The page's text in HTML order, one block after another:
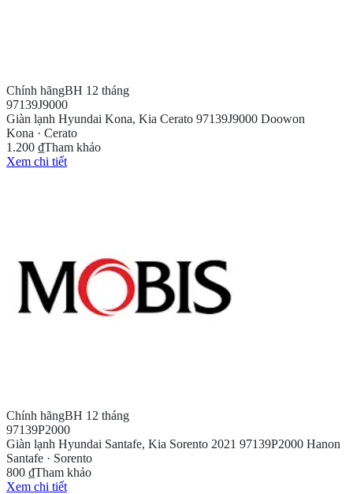
Chính hãngBH 12 tháng
97139J9000
Giàn lạnh Hyundai Kona, Kia Cerato 97139J9000 Doowon
Kona · Cerato
1.200 ₫Tham khảo
Xem chi tiết
Chính hãngBH 12 tháng
97139P2000
Giàn lạnh Hyundai Santafe, Kia Sorento 2021 97139P2000 Hanon
Santafe · Sorento
800 ₫Tham khảo
Xem chi tiết